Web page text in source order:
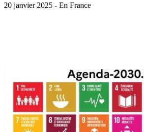
20 janvier 2025 - En France